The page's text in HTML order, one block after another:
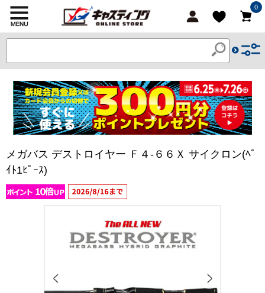
0
メガバス デストロイヤー Ｆ４-６６Ｘ サイクロン(ﾍﾞ
ｲﾄ1ﾋﾟｰｽ)